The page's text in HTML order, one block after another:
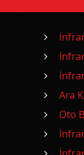
Ara
Oto